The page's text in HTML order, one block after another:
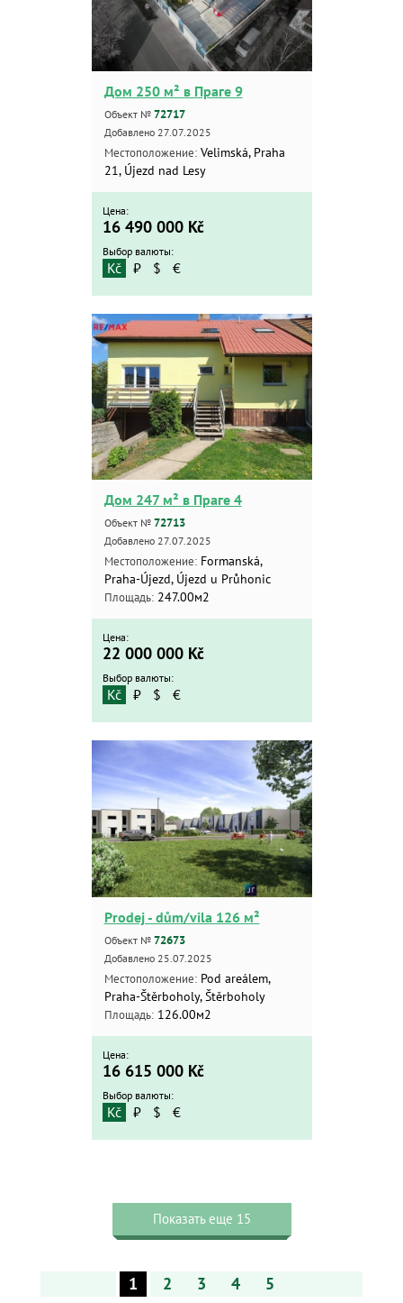
Дом 250 м² в Праге 9
Объект № 72717
Добавлено 27.07.2025
Местоположение:Velimská, Praha
21, Újezd nad Lesy
Цена:
16 490 000 Kč
Выбор валюты:
Kč ₽ $ €
Дом 247 м² в Праге 4
Объект № 72713
Добавлено 27.07.2025
Местоположение:Formanská,
Praha-Újezd, Újezd u Průhonic
Площадь:247.00м2
Цена:
22 000 000 Kč
Выбор валюты:
Kč ₽ $ €
Prodej - dům/vila 126 м²
Объект № 72673
Добавлено 25.07.2025
Местоположение:Pod areálem,
Praha-Štěrboholy, Štěrboholy
Площадь:126.00м2
Цена:
16 615 000 Kč
Выбор валюты:
Kč ₽ $ €
Показать еще 15
1 2 3 4 5